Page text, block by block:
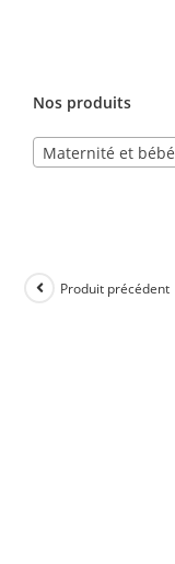
Nos produits
Maternité et bébé
Produit précédent